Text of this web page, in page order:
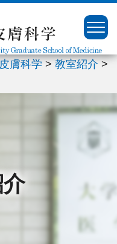
▼
膚科学 > 教室紹介 >